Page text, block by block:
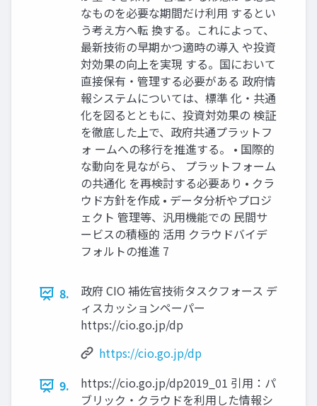
なものを必要な期間だけ利用 するとい
う考え方へ転 換する。これによって、
最新技術の早期かつ適時の導入 や投資
対効果の向上を実現 する。国において
直接保有・管理する必要がある 政府情
報システムについては、標準 化・共通
化を図るとともに、投資対効果の 検証
を徹底した上で、政府共通プラットフ
ォ ームへの移行を推進する。 • 国際的
な動向を見ながら、 プラットフォーム
の共通化 を再検討する必要あり • クラ
ウド方針を作成 • データ分析やプロジ
ェクト 管理等、汎用機能での 民間サ
ービスの積極的 活用 クラウドバイデ
フォルトの推進 7
8.
政府 CIO 補佐官技術タスクフォース デ
ィスカッションペーパー
https://cio.go.jp/dp
https://cio.go.jp/dp
9.
https://cio.go.jp/dp2019_01 引用：パ
ブリック・クラウドを利用した情報シ